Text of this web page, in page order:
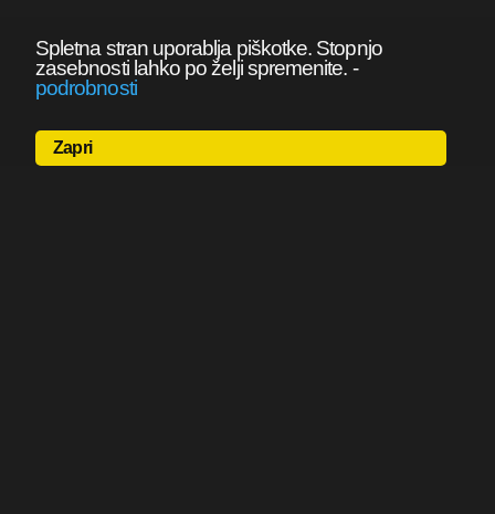
Spletna stran uporablja piškotke. Stopnjo
zasebnosti lahko po želji spremenite. -
podrobnosti
Zapri